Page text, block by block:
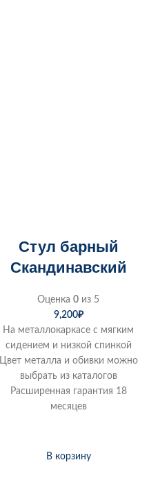
Стул барный
Скандинавский
Оценка 0 из 5
9,200₽
На металлокаркасе с мягким
сидением и низкой спинкой
Цвет металла и обивки можно
выбрать из каталогов
Расширенная гарантия 18
месяцев
В корзину